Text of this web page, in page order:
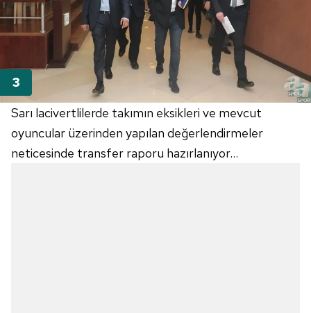
Sarı lacivertlilerde takımın eksikleri ve mevcut
oyuncular üzerinden yapılan değerlendirmeler
neticesinde transfer raporu hazırlanıyor...